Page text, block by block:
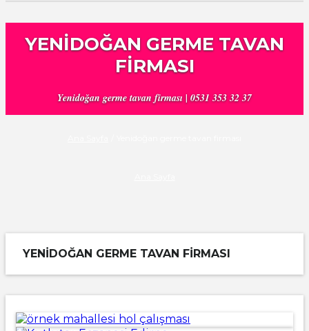
YENIDOĞAN GERME TAVAN
FIRMASI
Yenidoğan germe tavan firması | 0531 353 32 37
YENIDOĞAN GERME TAVAN FIRMASI